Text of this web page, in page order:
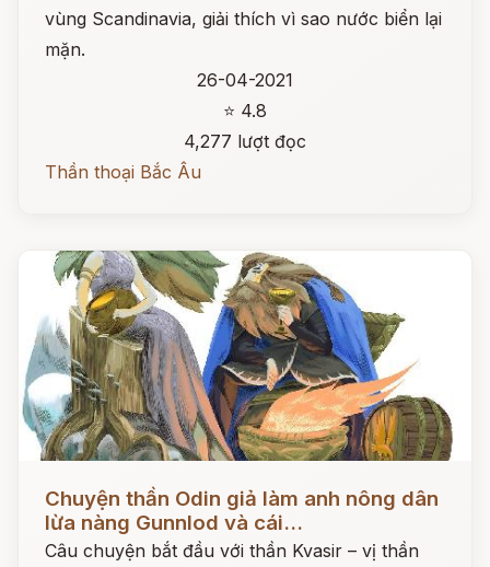
vùng Scandinavia, giải thích vì sao nước biển lại
mặn.
26-04-2021
⭐ 4.8
4,277 lượt đọc
Thần thoại Bắc Âu
Chuyện thần Odin giả làm anh nông dân
lừa nàng Gunnlod và cái...
Câu chuyện bắt đầu với thần Kvasir – vị thần